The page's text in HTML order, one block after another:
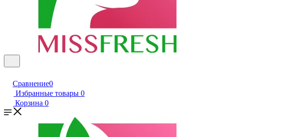
Сравнение0
Избранные товары 0
Корзина 0